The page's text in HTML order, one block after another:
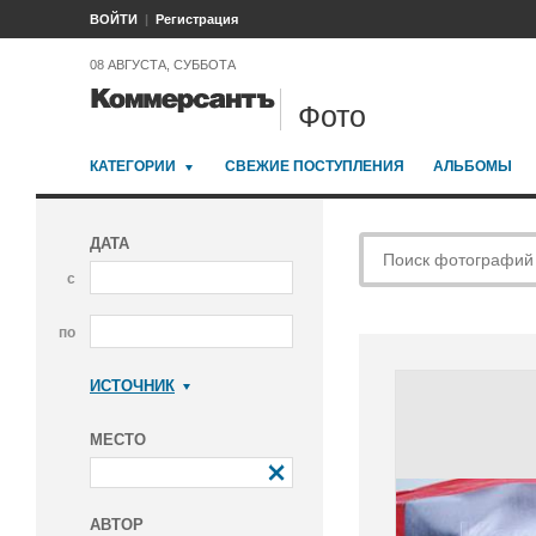
ВОЙТИ Регистрация
08 АВГУСТА, СУББОТА
Фото
КАТЕГОРИИ СВЕЖИЕ ПОСТУПЛЕНИЯ АЛЬБОМЫ
ДАТА
с
по
ИСТОЧНИК
МЕСТО
АВТОР